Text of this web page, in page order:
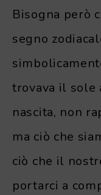
Bisogna però
segno
trovava il sole
nascita, non
ma ciò che
ciò che il
portarci a